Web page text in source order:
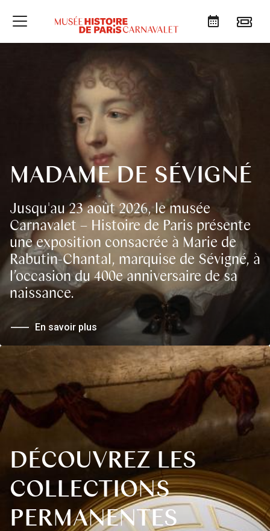
CONTENTS OF LATEST NEWS
MADAME DE SÉVIGNÉ
Jusqu'au 23 août 2026, le musée
Carnavalet – Histoire de Paris présente
une exposition consacrée à Marie de
Rabutin-Chantal, marquise de Sévigné, à
l’occasion du 400e anniversaire de sa
naissance.
En savoir plus
DÉCOUVREZ LES
COLLECTIONS
PERMANENTES